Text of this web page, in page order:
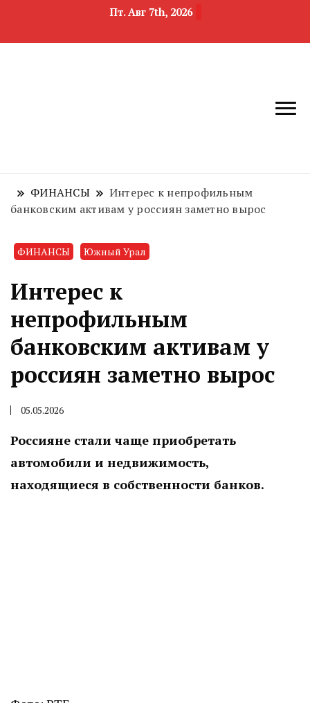
Пт. Авг 7th, 2026
область
недвижимости
ФИНАНСЫ
Интерес к непрофильным
банковским активам у россиян заметно вырос
ФИНАНСЫ Южный Урал
Интерес к
непрофильным
банковским активам у
россиян заметно вырос
05.05.2026
Россияне стали чаще приобретать
автомобили и недвижимость,
находящиеся в собственности банков.